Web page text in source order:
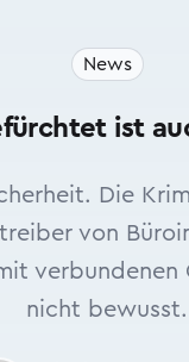
News
ist
Die
von
verbundenen
nicht bewusst.